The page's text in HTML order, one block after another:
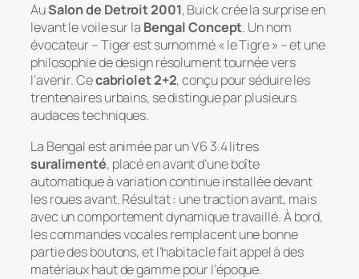
AuSalon de Detroit 2001, Buick crée la surprise en
levant le voile sur la Bengal Concept. Un nom
évocateur – Tiger est surnommé « le Tigre » – et une
philosophie de design résolument tournée vers
l’avenir. Cecabriolet 2+2, conçu pour séduire les
trentenaires urbains, se distingue par plusieurs
audaces techniques.
La Bengal est animée par un V6 3.4 litres
suralimenté, placé en avant d’une boîte
automatique à variation continue installée devant
les roues avant. Résultat : une traction avant, mais
avec un comportement dynamique travaillé. À bord,
les commandes vocales remplacent une bonne
partie des boutons, et l’habitacle fait appel à des
matériaux haut de gamme pour l’époque.